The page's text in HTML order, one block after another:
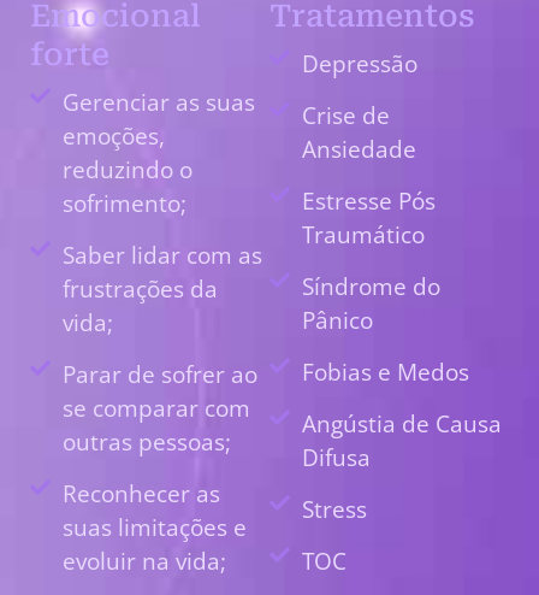
Emocional
forte
Gerenciar as suas
emoções,
reduzindo o
sofrimento;
Saber lidar com as
frustrações da
vida;
Parar de sofrer ao
se comparar com
outras pessoas;
Reconhecer as
suas limitações e
evoluir na vida;
Tratamentos
Depressão
Crise de
Ansiedade
Estresse Pós
Traumático
Síndrome do
Pânico
Fobias e Medos
Angústia de Causa
Difusa
Stress
TOC